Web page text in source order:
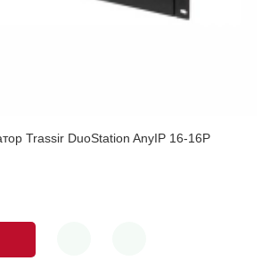
Trassir DuoStation AnyIP 16-16P